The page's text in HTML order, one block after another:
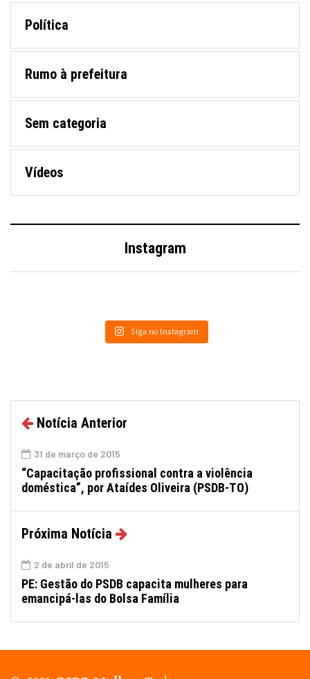
Política
Rumo à prefeitura
Sem categoria
Vídeos
Instagram
Siga no Instagram
Notícia Anterior
31 de março de 2015
“Capacitação profissional contra a violência
doméstica”, por Ataídes Oliveira (PSDB-TO)
Próxima Notícia
2 de abril de 2015
PE: Gestão do PSDB capacita mulheres para
emancipá-las do Bolsa Família